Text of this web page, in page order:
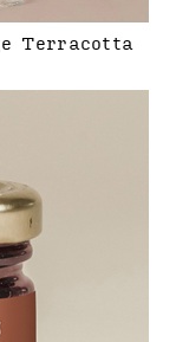
Terracotta